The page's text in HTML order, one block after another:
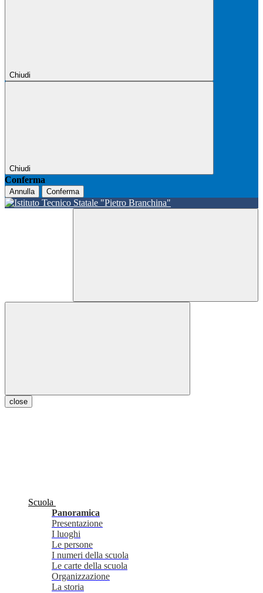
Chiudi
Chiudi
Conferma
Annulla Conferma
close
Scuola
Panoramica
Presentazione
I luoghi
Le persone
I numeri della scuola
Le carte della scuola
Organizzazione
La storia